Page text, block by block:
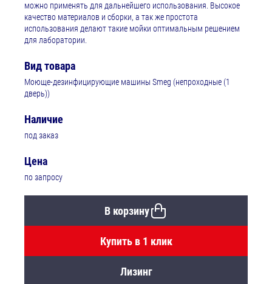
можно применять для дальнейшего использования. Высокое
качество материалов и сборки, а так же простота
использования делают такие мойки оптимальным решением
для лаборатории.
Вид товара
Моюще-дезинфицирующие машины Smeg (непроходные (1
дверь))
Наличие
под заказ
Цена
по запросу
В корзину
Купить в 1 клик
Лизинг